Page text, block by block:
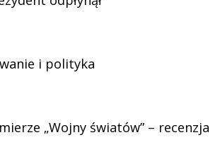
i polityka
„Wojny światów” – recenzja